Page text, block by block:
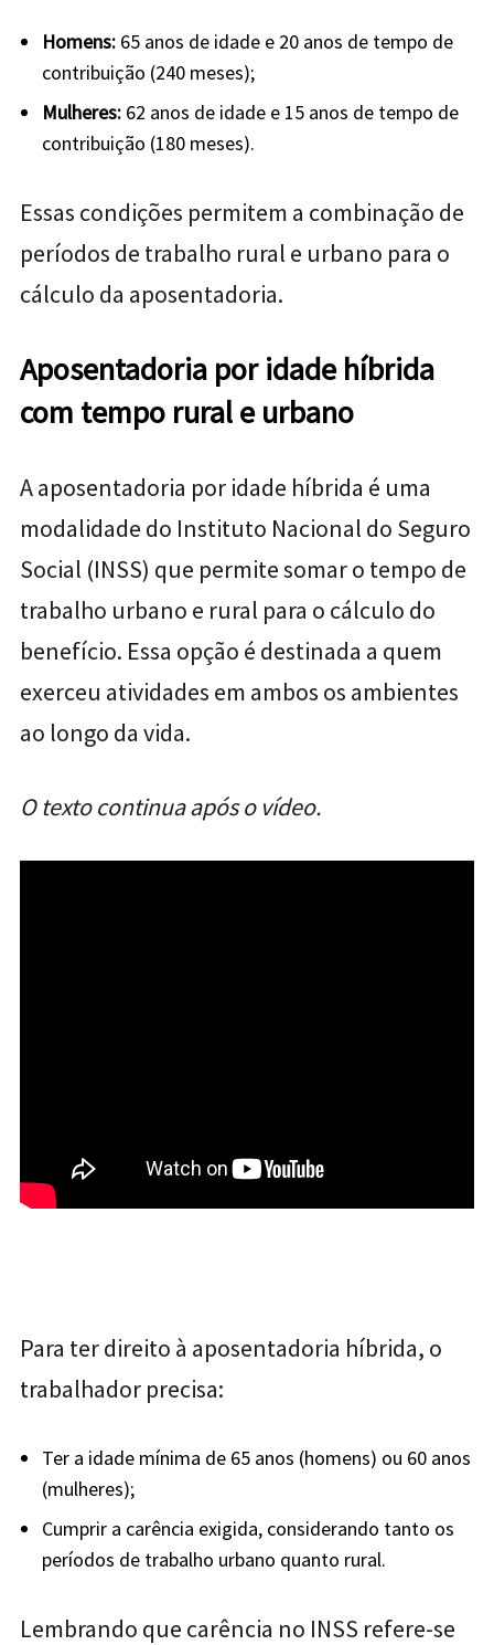
Homens: 65 anos de idade e 20 anos de tempo de
contribuição (240 meses);
Mulheres: 62 anos de idade e 15 anos de tempo de
contribuição (180 meses).
Essas condições permitem a combinação de
períodos de trabalho rural e urbano para o
cálculo da aposentadoria.
Aposentadoria por idade híbrida
com tempo rural e urbano
A aposentadoria por idade híbrida é uma
modalidade do Instituto Nacional do Seguro
Social (INSS) que permite somar o tempo de
trabalho urbano e rural para o cálculo do
benefício. Essa opção é destinada a quem
exerceu atividades em ambos os ambientes
ao longo da vida.
O texto continua após o vídeo.
Para ter direito à aposentadoria híbrida, o
trabalhador precisa:
Ter a idade mínima de 65 anos (homens) ou 60 anos
(mulheres);
Cumprir a carência exigida, considerando tanto os
períodos de trabalho urbano quanto rural.
Lembrando que carência no INSS refere-se